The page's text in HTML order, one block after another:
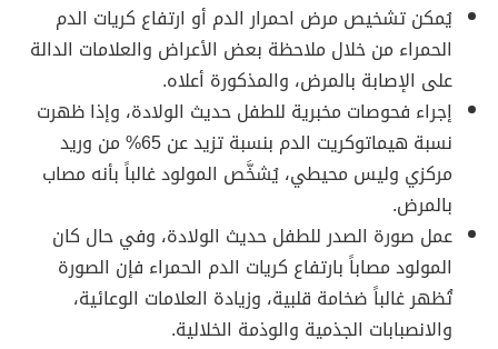
يُمكن تشخيص مرض احمرار الدم أو ارتفاع كريات الدم
الحمراء من خلال ملاحظة بعض الأعراض والعلامات الدالة
على الإصابة بالمرض، والمذكورة أعلاه.
إجراء فحوصات مخبرية للطفل حديث الولادة، وإذا ظهرت
نسبة هيماتوكريت الدم بنسبة تزيد عن 65% من وريد
مركزي وليس محيطي، يُشخَّص المولود غالباً بأنه مصاب
بالمرض.
عمل صورة الصدر للطفل حديث الولادة، وفي حال كان
المولود مصاباً بارتفاع كريات الدم الحمراء فإن الصورة
تُظهر غالباً ضخامة قلبية، وزيادة العلامات الوعائية،
والانصبابات الجذمية والوذمة الخلالية.